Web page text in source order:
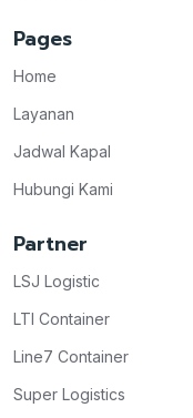
Pages
Home
Layanan
Jadwal Kapal
Hubungi Kami
Partner
LSJ Logistic
LTI Container
Line7 Container
Super Logistics